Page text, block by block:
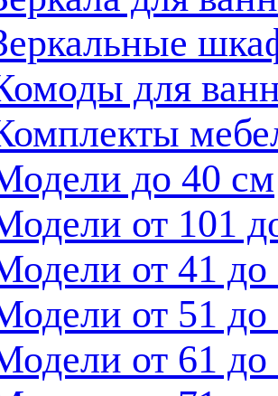
для
до 40 см
от 101
от 41 до
от 51 до
от 61 до